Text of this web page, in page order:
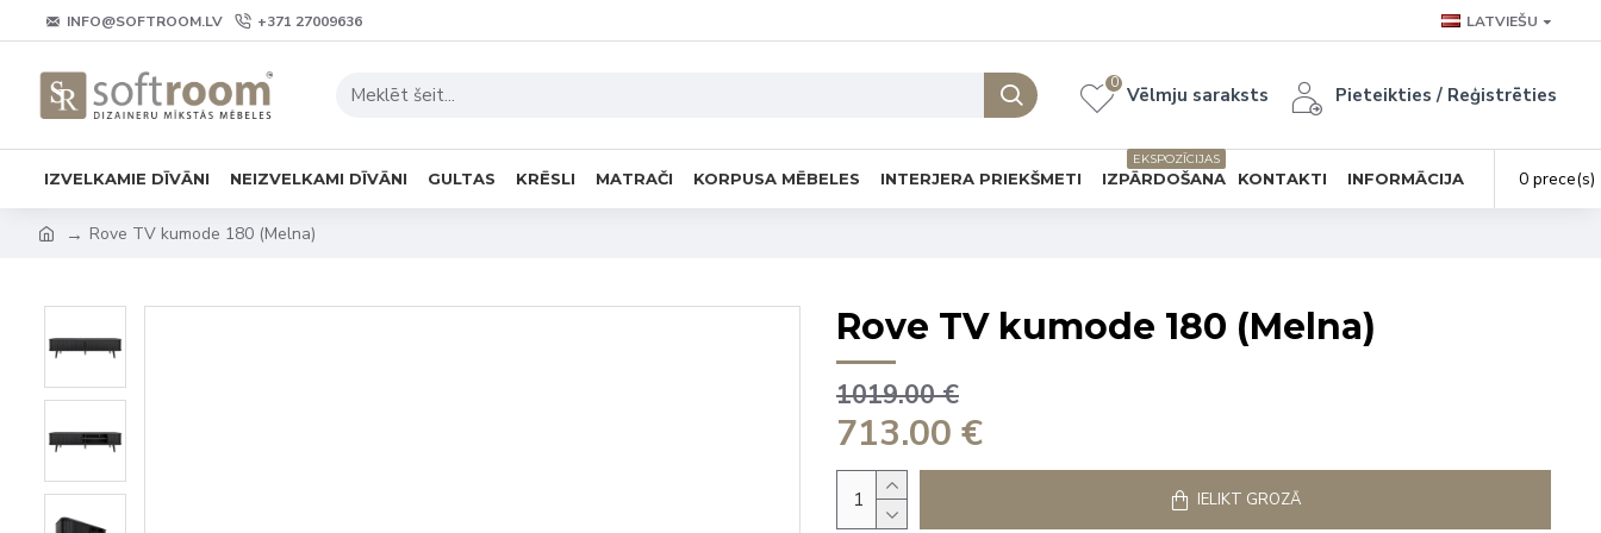
INFO@SOFTROOM.LV +371 27009636 LATVIEŠU
Vēlmju saraksts
0
Pieteikties / Reģistrēties
IZVELKAMIE DĪVĀNI NEIZVELKAMI DĪVĀNI GULTAS KRĒSLI MATRAČI KORPUSA MĒBELES INTERJERA PRIEKŠMETI IZPĀRDOŠANA
EKSPOZĪCIJAS
KONTAKTI INFORMĀCIJA 0
Rove TV kumode 180 (Melna)
Rove TV kumode 180 (Melna)
713.00 €
1019.00 €
IELIKT GROZĀ